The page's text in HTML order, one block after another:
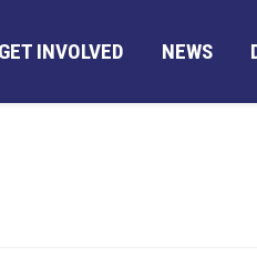
GET INVOLVED NEWS